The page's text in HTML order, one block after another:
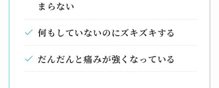
まらない
何もしていないのにズキズキする
だんだんと痛みが強くなっている